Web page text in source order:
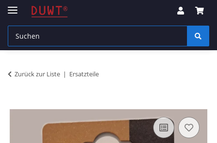
Zurück zur Liste Ersatzteile